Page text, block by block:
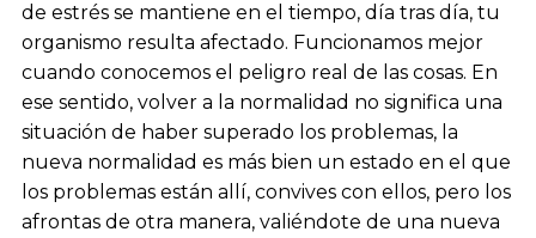
de estrés se mantiene en el tiempo, día tras día, tu
organismo resulta afectado. Funcionamos mejor
cuando conocemos el peligro real de las cosas. En
ese sentido, volver a la normalidad no significa una
situación de haber superado los problemas, la
nueva normalidad es más bien un estado en el que
los problemas están allí, convives con ellos, pero los
afrontas de otra manera, valiéndote de una nueva